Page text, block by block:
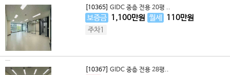
[10365] GIDC 중층 전용 20평 ..
보증금 1,100만원 월세 110만원
주차1
[10367] GIDC 중층 전용 28평..